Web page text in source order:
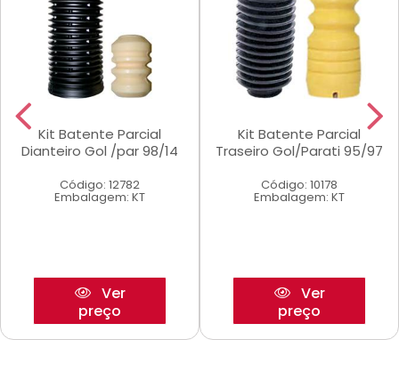
Kit Batente Parcial
Dianteiro Gol /par 98/14
Código: 12782
Embalagem: KT
Ver
preço
Kit Batente Parcial
Traseiro Gol/Parati 95/97
Código: 10178
Embalagem: KT
Ver
preço